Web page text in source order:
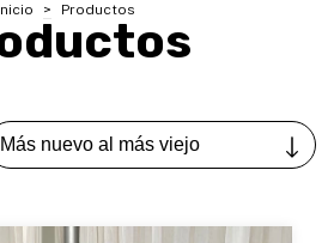
> Productos